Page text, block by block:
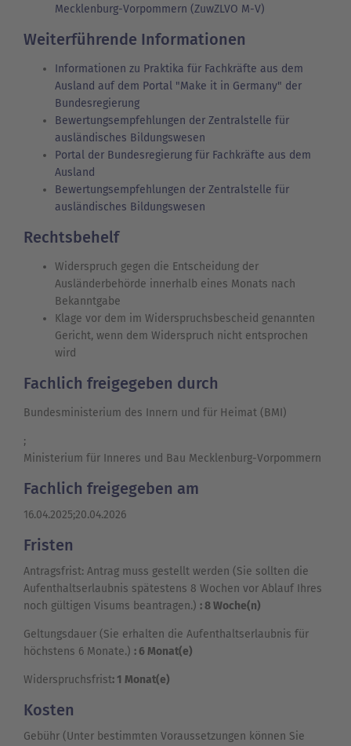
Mecklenburg-Vorpommern (ZuwZLVO M-V)
Weiterführende Informationen
Informationen zu Praktika für Fachkräfte aus dem
Ausland auf dem Portal "Make it in Germany" der
Bundesregierung
Bewertungsempfehlungen der Zentralstelle für
ausländisches Bildungswesen
Portal der Bundesregierung für Fachkräfte aus dem
Ausland
Bewertungsempfehlungen der Zentralstelle für
ausländisches Bildungswesen
Rechtsbehelf
Widerspruch gegen die Entscheidung der
Ausländerbehörde innerhalb eines Monats nach
Bekanntgabe
Klage vor dem im Widerspruchsbescheid genannten
Gericht, wenn dem Widerspruch nicht entsprochen
wird
Fachlich freigegeben durch
Bundesministerium des Innern und für Heimat (BMI)
;
Ministerium für Inneres und Bau Mecklenburg-Vorpommern
Fachlich freigegeben am
16.04.2025;20.04.2026
Fristen
Antragsfrist: Antrag muss gestellt werden (Sie sollten die
Aufenthaltserlaubnis spätestens 8 Wochen vor Ablauf Ihres
noch gültigen Visums beantragen.) : 8 Woche(n)
Geltungsdauer (Sie erhalten die Aufenthaltserlaubnis für
höchstens 6 Monate.) : 6 Monat(e)
Widerspruchsfrist: 1 Monat(e)
Kosten
Gebühr (Unter bestimmten Voraussetzungen können Sie